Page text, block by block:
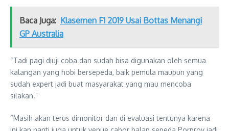
Baca Juga: Klasemen F1 2019 Usai Bottas Menangi
GP Australia
“Tadi pagi diuji coba dan sudah bisa digunakan oleh semua
kalangan yang hobi bersepeda, baik pemula maupun yang
sudah expert jadi buat masyarakat yang mau mencoba
silakan.”
“Masih akan terus dimonitor dan di evaluasi tentunya karena